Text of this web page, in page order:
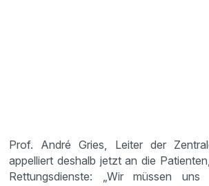
Prof. André Gries, Leiter der
appelliert deshalb jetzt an die
Rettungsdienste: „Wir müssen